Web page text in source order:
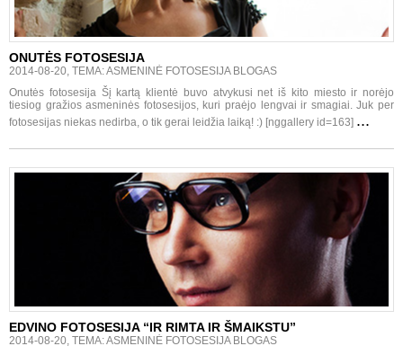
ONUTĖS FOTOSESIJA
2014-08-20, TEMA: ASMENINĖ FOTOSESIJA BLOGAS
Onutės fotosesija Šį kartą klientė buvo atvykusi net iš kito miesto ir norėjo
tiesiog gražios asmeninės fotosesijos, kuri praėjo lengvai ir smagiai. Juk per
fotosesijas niekas nedirba, o tik gerai leidžia laiką! :) [nggallery id=163] ...
EDVINO FOTOSESIJA “IR RIMTA IR ŠMAIKSTU”
2014-08-20, TEMA: ASMENINĖ FOTOSESIJA BLOGAS